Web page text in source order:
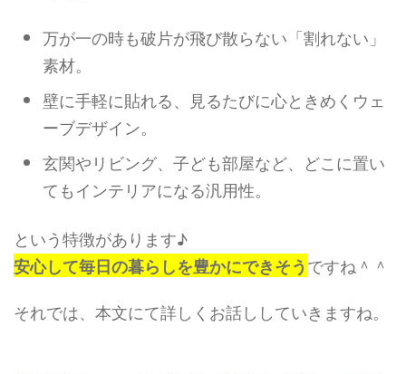
万が一の時も破片が飛び散らない「割れない」
素材。
壁に手軽に貼れる、見るたびに心ときめくウェ
ーブデザイン。
玄関やリビング、子ども部屋など、どこに置い
てもインテリアになる汎用性。
という特徴があります♪
安心して毎日の暮らしを豊かにできそうですね＾＾
それでは、本文にて詳しくお話ししていきますね。